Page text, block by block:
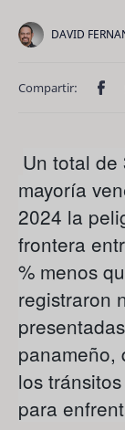
Un total de
mayoría
2024 la
frontera
% menos
registraron
panameño,
los
para